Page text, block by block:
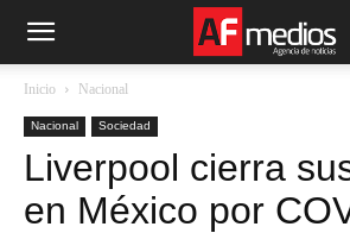
Inicio Nacional
Nacional Sociedad
Liverpool cierra
en México por